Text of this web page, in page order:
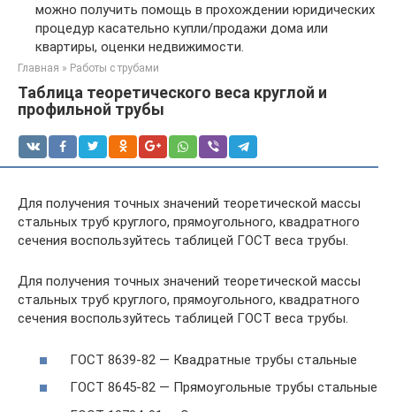
можно получить помощь в прохождении юридических
процедур касательно купли/продажи дома или
квартиры, оценки недвижимости.
Главная » Работы с трубами
Таблица теоретического веса круглой и
профильной трубы
Для получения точных значений теоретической массы
стальных труб круглого, прямоугольного, квадратного
сечения воспользуйтесь таблицей ГОСТ веса трубы.
Для получения точных значений теоретической массы
стальных труб круглого, прямоугольного, квадратного
сечения воспользуйтесь таблицей ГОСТ веса трубы.
ГОСТ 8639-82 — Квадратные трубы стальные
ГОСТ 8645-82 — Прямоугольные трубы стальные